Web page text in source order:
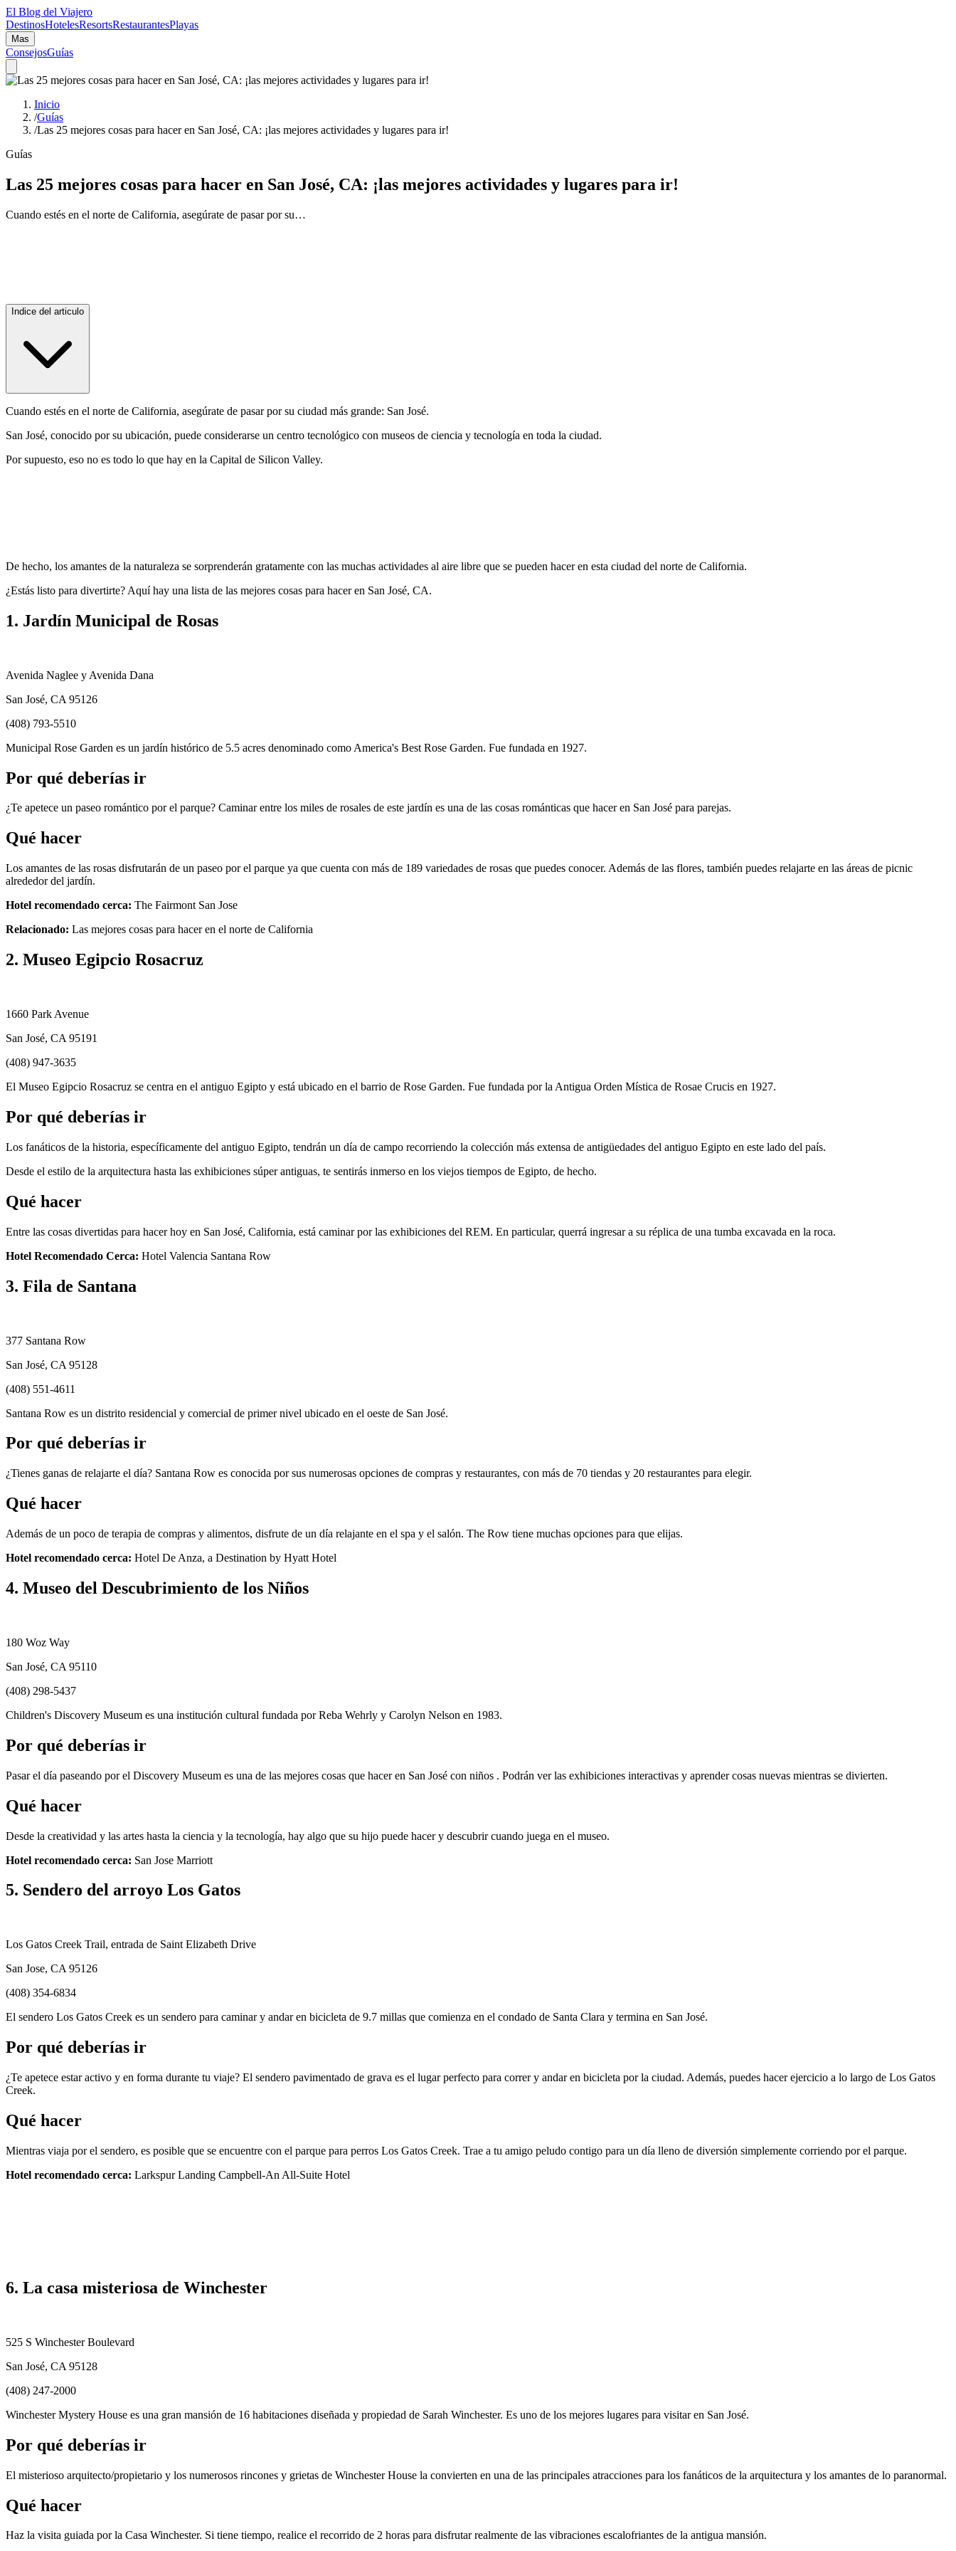
El Blog del Viajero
DestinosHotelesResortsRestaurantesPlayas
Mas
ConsejosGuías
Inicio
/Guías
/Las 25 mejores cosas para hacer en San José, CA: ¡las mejores actividades y lugares para ir!
Guías
Las 25 mejores cosas para hacer en San José, CA: ¡las mejores actividades y lugares para ir!
Cuando estés en el norte de California, asegúrate de pasar por su…
Indice del articulo
Cuando estés en el norte de California, asegúrate de pasar por su ciudad más grande: San José.
San José, conocido por su ubicación, puede considerarse un centro tecnológico con museos de ciencia y tecnología en toda la ciudad.
Por supuesto, eso no es todo lo que hay en la Capital de Silicon Valley.
De hecho, los amantes de la naturaleza se sorprenderán gratamente con las muchas actividades al aire libre que se pueden hacer en esta ciudad del norte de California.
¿Estás listo para divertirte? Aquí hay una lista de las mejores cosas para hacer en San José, CA.
1. Jardín Municipal de Rosas
Avenida Naglee y Avenida Dana
San José, CA 95126
(408) 793-5510
Municipal Rose Garden es un jardín histórico de 5.5 acres denominado como America's Best Rose Garden. Fue fundada en 1927.
Por qué deberías ir
¿Te apetece un paseo romántico por el parque? Caminar entre los miles de rosales de este jardín es una de las cosas románticas que hacer en San José para parejas.
Qué hacer
Los amantes de las rosas disfrutarán de un paseo por el parque ya que cuenta con más de 189 variedades de rosas que puedes conocer. Además de las flores, también puedes relajarte en las áreas de picnic
alrededor del jardín.
Hotel recomendado cerca: The Fairmont San Jose
Relacionado: Las mejores cosas para hacer en el norte de California
2. Museo Egipcio Rosacruz
1660 Park Avenue
San José, CA 95191
(408) 947-3635
El Museo Egipcio Rosacruz se centra en el antiguo Egipto y está ubicado en el barrio de Rose Garden. Fue fundada por la Antigua Orden Mística de Rosae Crucis en 1927.
Por qué deberías ir
Los fanáticos de la historia, específicamente del antiguo Egipto, tendrán un día de campo recorriendo la colección más extensa de antigüedades del antiguo Egipto en este lado del país.
Desde el estilo de la arquitectura hasta las exhibiciones súper antiguas, te sentirás inmerso en los viejos tiempos de Egipto, de hecho.
Qué hacer
Entre las cosas divertidas para hacer hoy en San José, California, está caminar por las exhibiciones del REM. En particular, querrá ingresar a su réplica de una tumba excavada en la roca.
Hotel Recomendado Cerca: Hotel Valencia Santana Row
3. Fila de Santana
377 Santana Row
San José, CA 95128
(408) 551-4611
Santana Row es un distrito residencial y comercial de primer nivel ubicado en el oeste de San José.
Por qué deberías ir
¿Tienes ganas de relajarte el día? Santana Row es conocida por sus numerosas opciones de compras y restaurantes, con más de 70 tiendas y 20 restaurantes para elegir.
Qué hacer
Además de un poco de terapia de compras y alimentos, disfrute de un día relajante en el spa y el salón. The Row tiene muchas opciones para que elijas.
Hotel recomendado cerca: Hotel De Anza, a Destination by Hyatt Hotel
4. Museo del Descubrimiento de los Niños
180 Woz Way
San José, CA 95110
(408) 298-5437
Children's Discovery Museum es una institución cultural fundada por Reba Wehrly y Carolyn Nelson en 1983.
Por qué deberías ir
Pasar el día paseando por el Discovery Museum es una de las mejores cosas que hacer en San José con niños . Podrán ver las exhibiciones interactivas y aprender cosas nuevas mientras se divierten.
Qué hacer
Desde la creatividad y las artes hasta la ciencia y la tecnología, hay algo que su hijo puede hacer y descubrir cuando juega en el museo.
Hotel recomendado cerca: San Jose Marriott
5. Sendero del arroyo Los Gatos
Los Gatos Creek Trail, entrada de Saint Elizabeth Drive
San Jose, CA 95126
(408) 354-6834
El sendero Los Gatos Creek es un sendero para caminar y andar en bicicleta de 9.7 millas que comienza en el condado de Santa Clara y termina en San José.
Por qué deberías ir
¿Te apetece estar activo y en forma durante tu viaje? El sendero pavimentado de grava es el lugar perfecto para correr y andar en bicicleta por la ciudad. Además, puedes hacer ejercicio a lo largo de Los Gatos
Creek.
Qué hacer
Mientras viaja por el sendero, es posible que se encuentre con el parque para perros Los Gatos Creek. Trae a tu amigo peludo contigo para un día lleno de diversión simplemente corriendo por el parque.
Hotel recomendado cerca: Larkspur Landing Campbell-An All-Suite Hotel
6. La casa misteriosa de Winchester
525 S Winchester Boulevard
San José, CA 95128
(408) 247-2000
Winchester Mystery House es una gran mansión de 16 habitaciones diseñada y propiedad de Sarah Winchester. Es uno de los mejores lugares para visitar en San José.
Por qué deberías ir
El misterioso arquitecto/propietario y los numerosos rincones y grietas de Winchester House la convierten en una de las principales atracciones para los fanáticos de la arquitectura y los amantes de lo paranormal.
Qué hacer
Haz la visita guiada por la Casa Winchester. Si tiene tiempo, realice el recorrido de 2 horas para disfrutar realmente de las vibraciones escalofriantes de la antigua mansión.